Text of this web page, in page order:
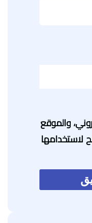
والموقع
لاستخدامها